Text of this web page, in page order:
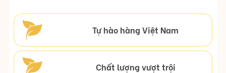
Tự hào hàng Việt Nam
Chất lượng vượt trội